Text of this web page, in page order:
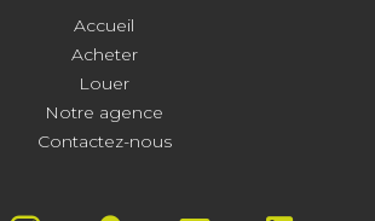
Accueil
Acheter
Louer
Notre agence
Contactez-nous